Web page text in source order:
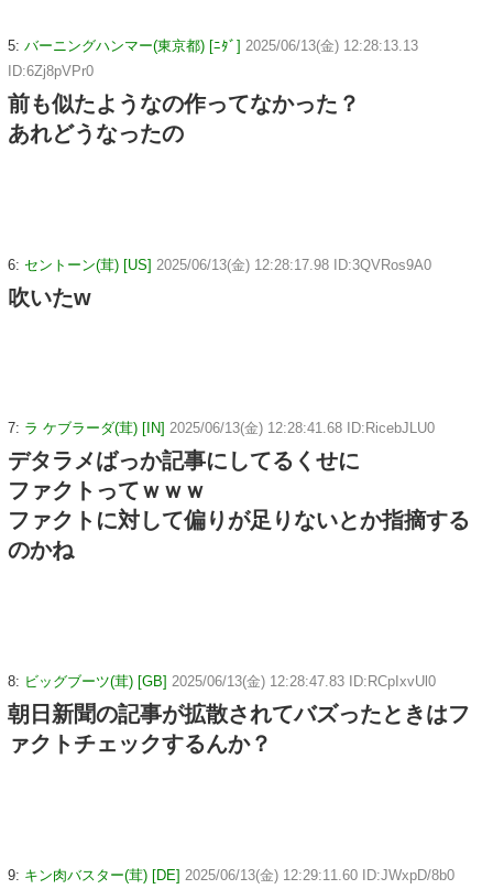
5: バーニングハンマー(東京都) [ﾆﾀﾞ] 2025/06/13(金) 12:28:13.13
ID:6Zj8pVPr0
前も似たようなの作ってなかった？
あれどうなったの
6: セントーン(茸) [US] 2025/06/13(金) 12:28:17.98 ID:3QVRos9A0
吹いたw
7: ラ ケブラーダ(茸) [IN] 2025/06/13(金) 12:28:41.68 ID:RicebJLU0
デタラメばっか記事にしてるくせに
ファクトってｗｗｗ
ファクトに対して偏りが足りないとか指摘する
のかね
8: ビッグブーツ(茸) [GB] 2025/06/13(金) 12:28:47.83 ID:RCpIxvUl0
朝日新聞の記事が拡散されてバズったときはフ
ァクトチェックするんか？
9: キン肉バスター(茸) [DE] 2025/06/13(金) 12:29:11.60 ID:JWxpD/8b0